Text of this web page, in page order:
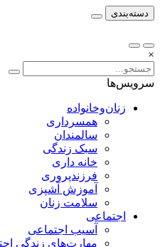
دسته‌بندی
×
سرویس‌ها
زنان‌وخانواده
همسرداری
سالمندان
سبک زندگی
خانه داری
فرزندپروری
آموزش آشپزی
سلامت زنان
اجتماعی
آسیب اجتماعی
مهارت‌های زندگی